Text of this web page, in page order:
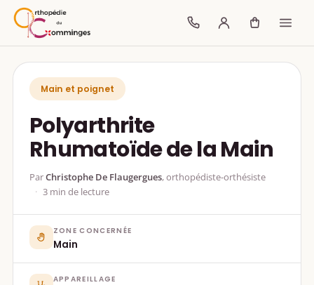
Main et poignet
Polyarthrite
Rhumatoïde de la Main
ParChristophe De Flaugergues, orthopédiste-orthésiste
3 min de lecture
ZONE CONCERNÉE
Main
APPAREILLAGE